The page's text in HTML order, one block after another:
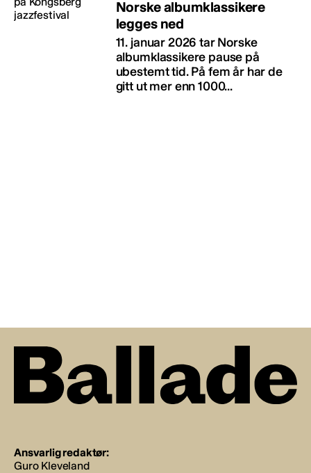
Norske albumklassikere
legges ned
11. januar 2026 tar Norske
albumklassikere pause på
ubestemt tid. På fem år har de
gitt ut mer enn 1000...
Ansvarlig redaktør:
Guro Kleveland